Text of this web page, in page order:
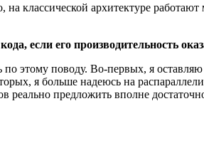
на классической архитектуре
если его производительность
этому поводу. Во-первых, я
я больше надеюсь на
предложить вполне